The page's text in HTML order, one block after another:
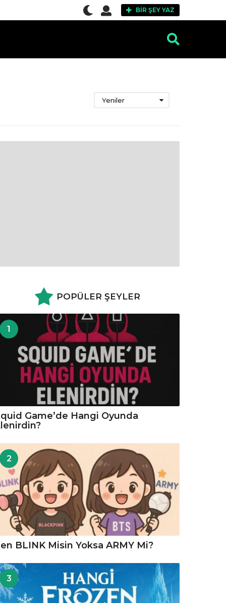
BIR ŞEY YAZ
Yeniler
POPÜLER ŞEYLER
1
Game’de Hangi Oyunda
2
BLINK Misin Yoksa ARMY Mi?
3